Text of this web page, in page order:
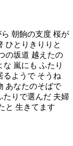
朝餉の支度 桜が
ひとりきりりと
の坂道 越えたの
嵐にも ふたり
るようで そうね
あなたのそばで
たりで選んだ 夫婦
と 生きてます